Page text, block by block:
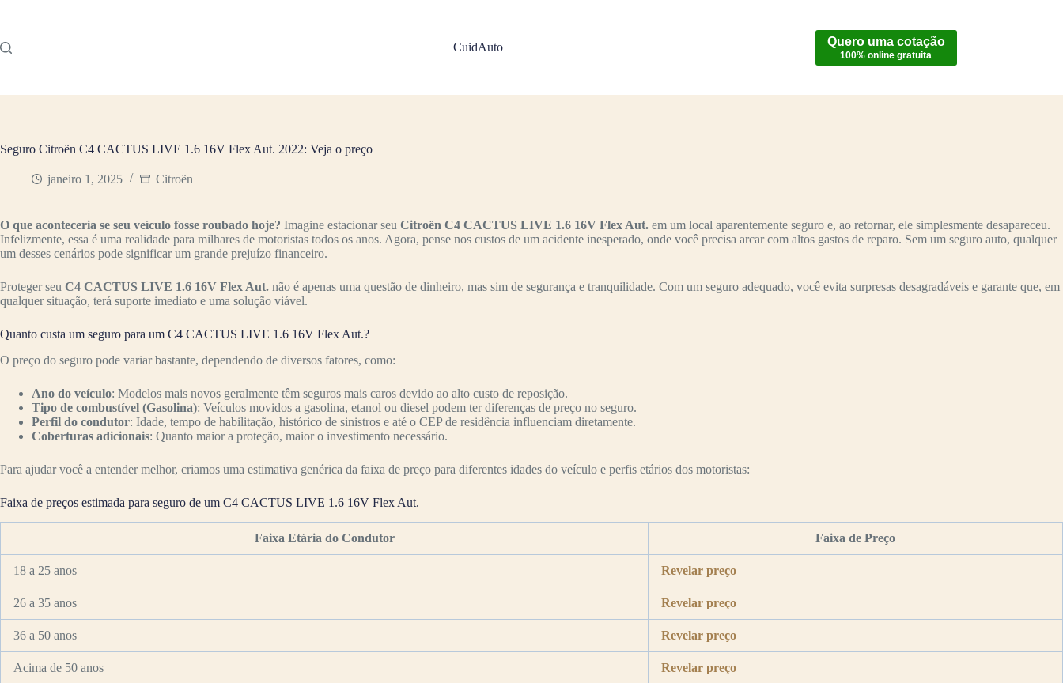
conteúdo
CuidAuto Quero uma cotação
100% online gratuita
Seguro Citroën C4 CACTUS LIVE 1.6 16V Flex Aut. 2022: Veja o preço
janeiro 1, 2025 Citroën
O que aconteceria se seu veículo fosse roubado hoje? Imagine estacionar seu Citroën C4 CACTUS LIVE 1.6 16V Flex Aut. em um local aparentemente seguro e, ao retornar, ele simplesmente desapareceu.
Infelizmente, essa é uma realidade para milhares de motoristas todos os anos. Agora, pense nos custos de um acidente inesperado, onde você precisa arcar com altos gastos de reparo. Sem um seguro auto, qualquer
um desses cenários pode significar um grande prejuízo financeiro.
Proteger seu C4 CACTUS LIVE 1.6 16V Flex Aut. não é apenas uma questão de dinheiro, mas sim de segurança e tranquilidade. Com um seguro adequado, você evita surpresas desagradáveis e garante que, em
qualquer situação, terá suporte imediato e uma solução viável.
Quanto custa um seguro para um C4 CACTUS LIVE 1.6 16V Flex Aut.?
O preço do seguro pode variar bastante, dependendo de diversos fatores, como:
Ano do veículo: Modelos mais novos geralmente têm seguros mais caros devido ao alto custo de reposição.
Tipo de combustível (Gasolina): Veículos movidos a gasolina, etanol ou diesel podem ter diferenças de preço no seguro.
Perfil do condutor: Idade, tempo de habilitação, histórico de sinistros e até o CEP de residência influenciam diretamente.
Coberturas adicionais: Quanto maior a proteção, maior o investimento necessário.
Para ajudar você a entender melhor, criamos uma estimativa genérica da faixa de preço para diferentes idades do veículo e perfis etários dos motoristas:
Faixa de preços estimada para seguro de um C4 CACTUS LIVE 1.6 16V Flex Aut.
Faixa Etária do Condutor Faixa de Preço
18 a 25 anos Revelar preço
26 a 35 anos Revelar preço
36 a 50 anos Revelar preço
Acima de 50 anos
Revelar preço